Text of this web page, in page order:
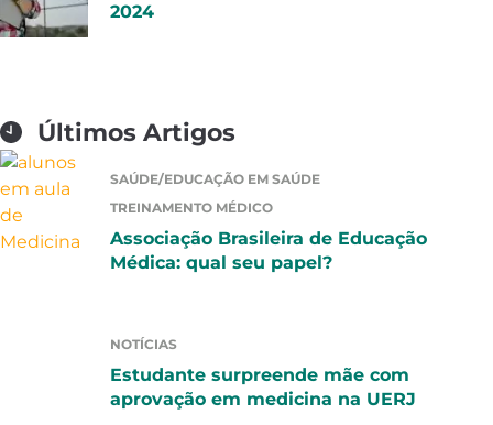
2024
Últimos Artigos
SAÚDE/EDUCAÇÃO EM SAÚDE
TREINAMENTO MÉDICO
Associação Brasileira de Educação
Médica: qual seu papel?
NOTÍCIAS
Estudante surpreende mãe com
aprovação em medicina na UERJ